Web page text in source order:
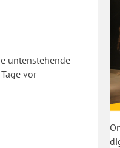
untenstehende
vor